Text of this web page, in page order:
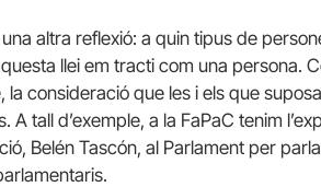
altra reflexió: a quin tipus de
llei em tracti com una persona.
la consideració que les i els que
A tall d’exemple, a la FaPaC tenim
Belén Tascón, al Parlament per